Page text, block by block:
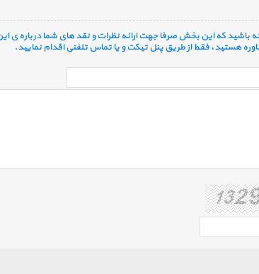
باشید که این بخش صرفا جهت ارائه نظرات و نقد های شما درباره
هستید، فقط از طریق پنل تیکت و یا تماس تلفنی اقدام نمایید.